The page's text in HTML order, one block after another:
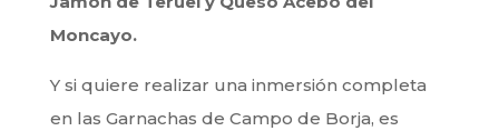
Moncayo.
Y si quiere realizar una inmersión completa
en las Garnachas de Campo de Borja, es